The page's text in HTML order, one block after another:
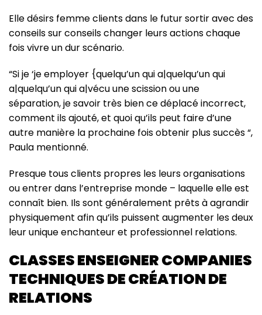
Elle désirs femme clients dans le futur sortir avec des
conseils sur conseils changer leurs actions chaque
fois vivre un dur scénario.
“Si je ‘je employer {quelqu’un qui a|quelqu’un qui
a|quelqu’un qui a|vécu une scission ou une
séparation, je savoir très bien ce déplacé incorrect,
comment ils ajouté, et quoi qu’ils peut faire d’une
autre manière la prochaine fois obtenir plus succès “,
Paula mentionné.
Presque tous clients propres les leurs organisations
ou entrer dans l’entreprise monde – laquelle elle est
connaît bien. Ils sont généralement prêts à agrandir
physiquement afin qu’ils puissent augmenter les deux
leur unique enchanteur et professionnel relations.
CLASSES ENSEIGNER COMPANIES
TECHNIQUES DE CRÉATION DE
RELATIONS